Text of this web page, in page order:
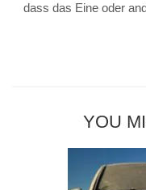
dass das Eine oder
YOU